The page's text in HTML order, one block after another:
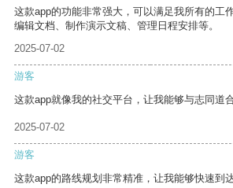
这款app的功能非常强大，可以满足我所有的工
编辑文档、制作演示文稿、管理日程安排等。
2025-07-02
游客
这款app就像我的社交平台，让我能够与志同道
2025-07-02
游客
这款app的路线规划非常精准，让我能够快速到